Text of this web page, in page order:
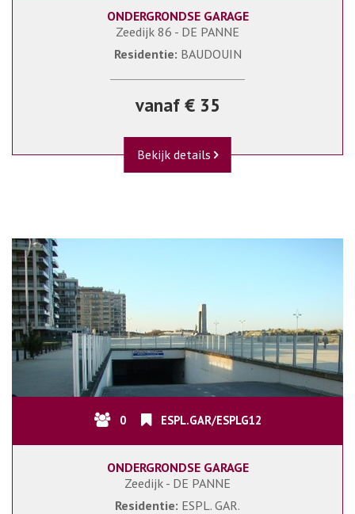
ONDERGRONDSE GARAGE
Zeedijk 86 - DE PANNE
Residentie: BAUDOUIN
vanaf € 35
Bekijk details
0 ESPL.GAR/ESPLG12
ONDERGRONDSE GARAGE
Zeedijk - DE PANNE
Residentie: ESPL. GAR.